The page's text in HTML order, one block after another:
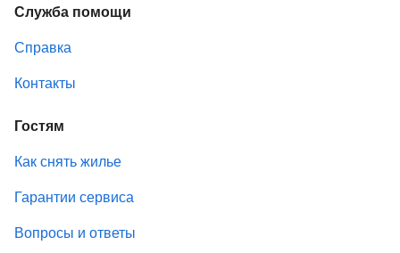
Служба помощи
Справка
Контакты
Гостям
Как снять жилье
Гарантии сервиса
Вопросы и ответы